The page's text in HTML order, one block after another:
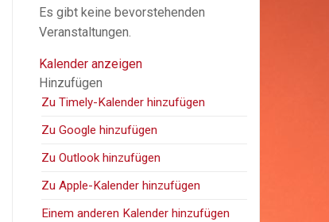
Es gibt keine bevorstehenden
Veranstaltungen.
Kalender anzeigen
Hinzufügen
Zu Timely-Kalender hinzufügen
Zu Google hinzufügen
Zu Outlook hinzufügen
Zu Apple-Kalender hinzufügen
Einem anderen Kalender hinzufügen